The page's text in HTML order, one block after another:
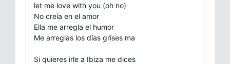
let me love with you (oh no)
No creía en el amor
Ella me arregla el humor
Me arreglas los días grises ma
Si quieres irle a Ibiza me dices